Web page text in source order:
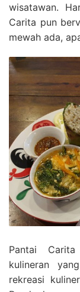
wisatawan.
Carita pun
mewah ada,
Pantai
kulineran
rekreasi